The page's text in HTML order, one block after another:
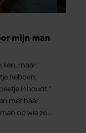
mijn man
ken, maar
hebben,
inhoudt.”
met haar
op wie ze